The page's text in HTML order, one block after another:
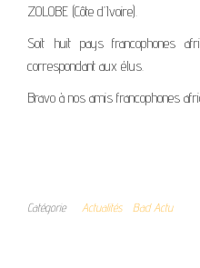
ZOLOBE (Côte d’Ivoire).
Soit huit pays francophones
correspondant aux élus.
Bravo à nos amis francophones
Catégorie Actualités Bad Actu